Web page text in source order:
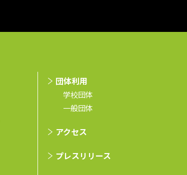
団体利用
学校団体
⼀般団体
アクセス
プレスリリース